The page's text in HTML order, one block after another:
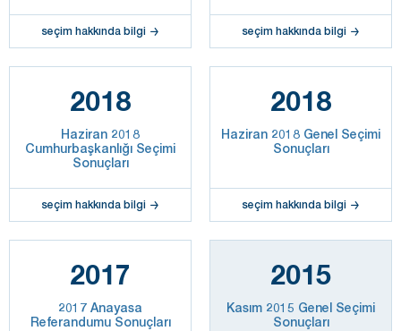
seçim hakkında bilgi seçim hakkında bilgi
2018
Haziran 2018
Cumhurbaşkanlığı Seçimi
Sonuçları
seçim hakkında bilgi
2018
Haziran 2018 Genel Seçimi
Sonuçları
seçim hakkında bilgi
2017
2017 Anayasa
Referandumu Sonuçları
2015
Kasım 2015 Genel Seçimi
Sonuçları